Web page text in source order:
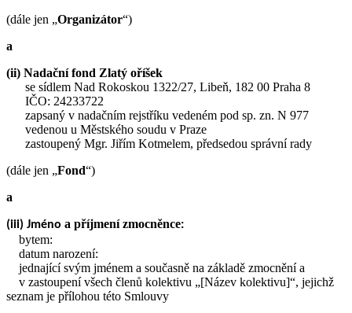
(dále jen „Organizátor“)
a
(ii) Nadační fond Zlatý oříšek
se sídlem Nad Rokoskou 1322/27, Libeň, 182 00 Praha 8
IČO: 24233722
zapsaný v nadačním rejstříku vedeném pod sp. zn. N 977
vedenou u Městského soudu v Praze
zastoupený Mgr. Jiřím Kotmelem, předsedou správní rady
(dále jen „Fond“)
a
(iii) Jméno a příjmení zmocněnce:
bytem:
datum narození:
jednající svým jménem a současně na základě zmocnění a
v zastoupení všech členů kolektivu „[Název kolektivu]“, jejichž
seznam je přílohou této Smlouvy